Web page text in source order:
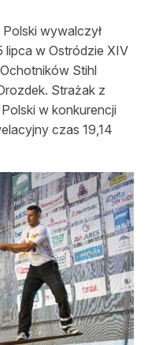
wywalczył
lipca w Ostródzie XIV
Stihl
Strażak z
w konkurencji
czas 19,14